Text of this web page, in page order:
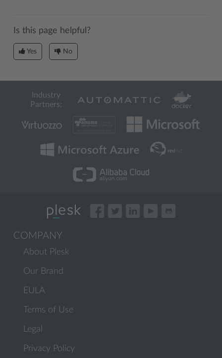
Is this page helpful?
Yes No
Industry
Partners:
COMPANY
About Plesk
Our Brand
EULA
Terms of Use
Legal
Privacy Policy